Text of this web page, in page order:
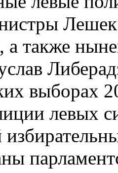
также
выборах
левых